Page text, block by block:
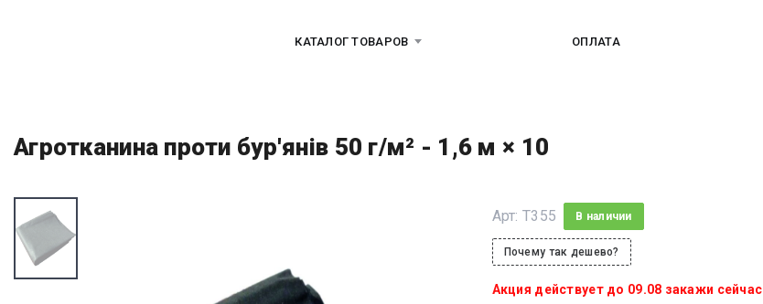
КАТАЛОГ ТОВАРОВ ОПЛАТА
Агротканина проти бур'янів 50 г/м² - 1,6 м × 10
Арт:T355 В наличии
Почему так дешево?
Акция действует до 09.08 закажи сейчас